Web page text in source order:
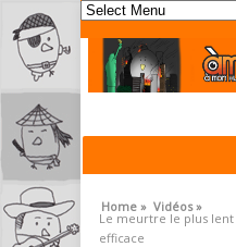
Home » Vidéos »
Le meurtre le plus lent
efficace